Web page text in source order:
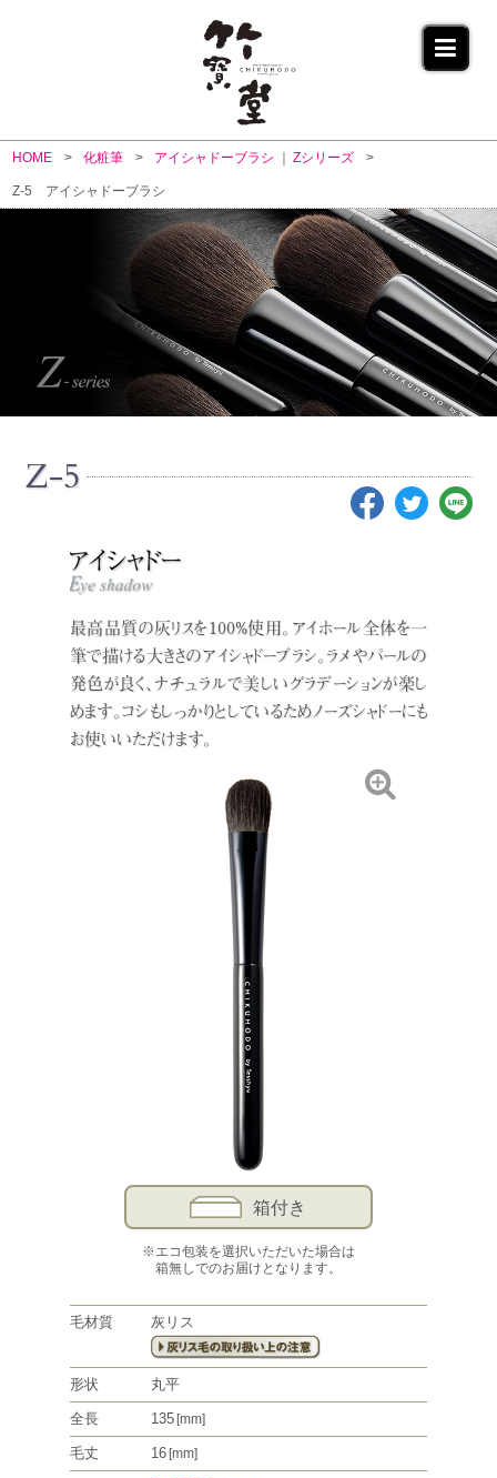
HOME 化粧筆 アイシャドーブラシ Zシリーズ
Z-5 アイシャドーブラシ
Z-5
最高品質の灰リスを100%使用。アイホール全体を一
筆で描ける大きさのアイシャドーブラシ。ラメやパールの
発色が良く、ナチュラルで美しいグラデーションが楽し
めます。コシもしっかりとしているためノーズシャドーにも
お使いいただけます。
箱付き
※エコ包装を選択いただいた場合は
箱無しでのお届けとなります。
毛材質 灰リス
形状 丸平
全長 135[mm]
毛丈 16[mm]